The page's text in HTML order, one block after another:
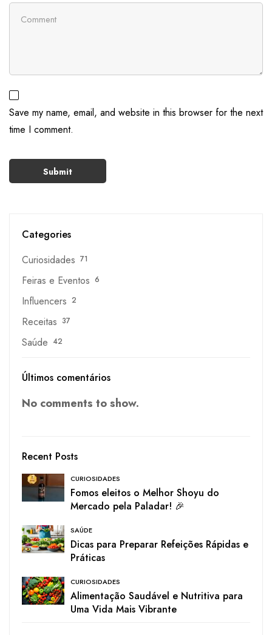
Save my name, email, and website in this browser for the next
time I comment.
Categories
Curiosidades 71
Feiras e Eventos 6
Influencers 2
Receitas 37
Saúde 42
Últimos comentários
No comments to show.
Recent Posts
CURIOSIDADES
Fomos eleitos o Melhor Shoyu do
Mercado pela Paladar! 🎉
SAÚDE
Dicas para Preparar Refeições Rápidas e
Práticas
CURIOSIDADES
Alimentação Saudável e Nutritiva para
Uma Vida Mais Vibrante